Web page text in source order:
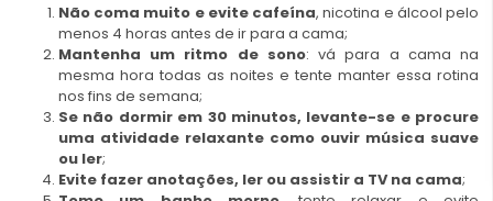
Não coma muito e evite cafeína, nicotina e álcool pelo
menos 4 horas antes de ir para a cama;
Mantenha um ritmo de sono: vá para a cama na
mesma hora todas as noites e tente manter essa rotina
nos fins de semana;
Se não dormir em 30 minutos, levante-se e procure
uma atividade relaxante como ouvir música suave
ou ler;
Evite fazer anotações, ler ou assistir a TV na cama;